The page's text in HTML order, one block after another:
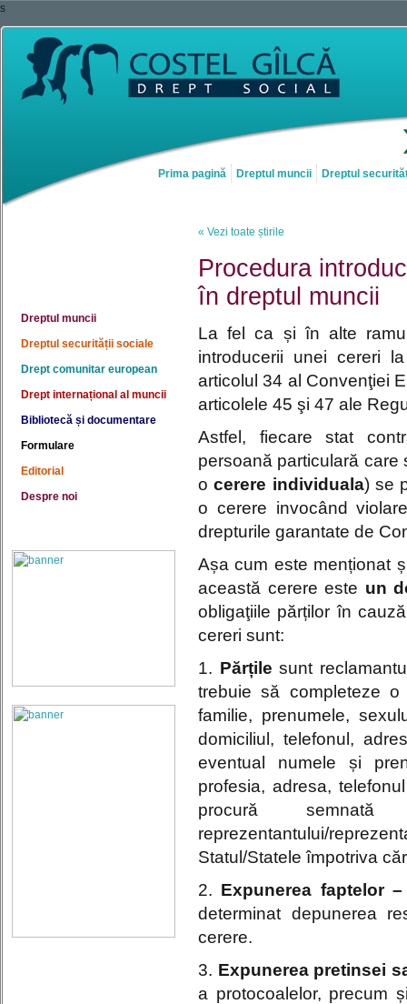
s
Prima pagină Dreptul muncii Dreptul
« Vezi toate știrile
Procedura
în dreptul muncii
La fel ca și în alte
introducerii unei cereri
articolul 34 al Convenţiei
articolele 45 şi 47 ale
Astfel, fiecare stat
persoană particulară care
ocerere individuala) se
o cerere invocând
drepturile garantate de
Așa cum este menționat
această cerere este un
obligaţiile părților în
cereri sunt:
1. Părțile sunt
trebuie să completeze
familie, prenumele,
domiciliul, telefonul,
eventual numele și
profesia, adresa,
procură
reprezentantului/
Statul/Statele împotriva
2. Expunerea faptelor
determinat depunerea
cerere.
3. Expunerea pretinsei
a protocoalelor, precum
Dreptul muncii
Dreptul securității sociale
Drept comunitar european
Drept internațional al muncii
Bibliotecă și documentare
Formulare
Editorial
Despre noi